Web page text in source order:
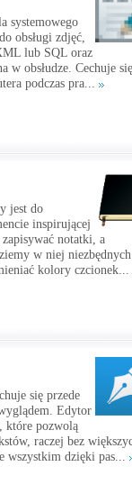
systemowego
obsługi zdjęć,
lub SQL oraz
w obsłudze. Cechuje się
podczas pra...
jest do
inspirującej
notatki, a
w niej
kolory czcionek...
się przede
Edytor
które pozwolą
raczej bez
wszystkim dzięki pas...